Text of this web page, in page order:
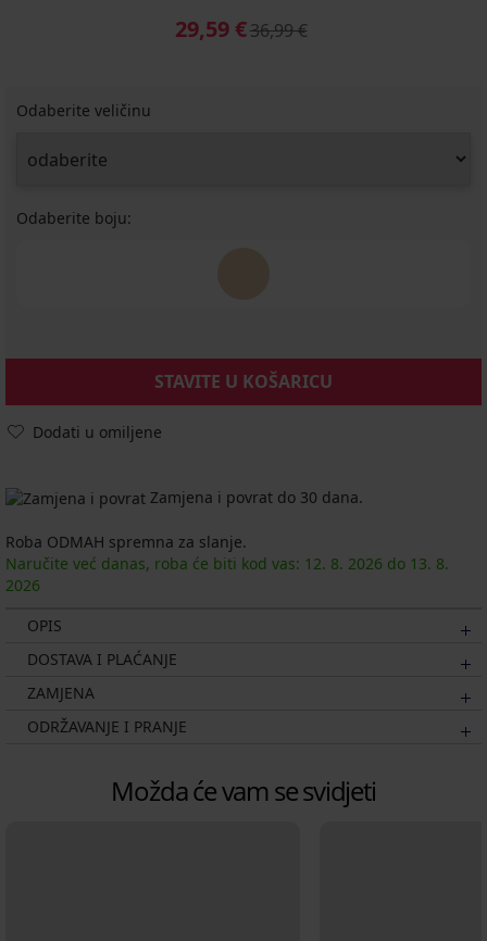
29,59 €36,99 €
Odaberite veličinu
Odaberite boju:
STAVITE U KOŠARICU
Dodati u omiljene
Zamjena i povrat do 30 dana.
Roba ODMAH spremna za slanje.
Naručite već danas, roba će biti kod vas: 12. 8. 2026 do 13. 8.
2026
OPIS
DOSTAVA I PLAĆANJE
ZAMJENA
ODRŽAVANJE I PRANJE
Možda će vam se svidjeti